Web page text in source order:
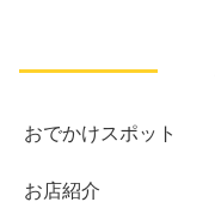
おでかけスポット
お店紹介